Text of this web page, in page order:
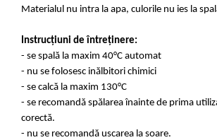
Materialul nu intra la apa, culorile nu ies la
Instrucțiuni de întreținere:
- se spală la maxim 40°C automat
- nu se folosesc inălbitori chimici
- se calcă la maxim 130°C
- se recomandă spălarea înainte de prima
corectă.
- nu se recomandă uscarea la soare.